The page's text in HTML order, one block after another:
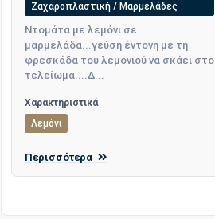
Ζαχαροπλαστική / Μαρμελάδες
Ντομάτα με λεμόνι σε
μαρμελάδα...γεύση έντονη με τη
φρεσκάδα του λεμονιού να σκάει στο
τελείωμα....Δ...
Χαρακτηριστικά
Λεμόνι
Περισσότερα